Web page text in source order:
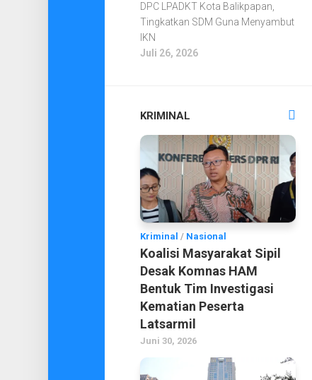
DPC LPADKT Kota Balikpapan,
Tingkatkan SDM Guna Menyambut
IKN
Juli 26, 2026
KRIMINAL
Kriminal / Nasional
Koalisi Masyarakat Sipil
Desak Komnas HAM
Bentuk Tim Investigasi
Kematian Peserta
Latsarmil
Juni 30, 2026